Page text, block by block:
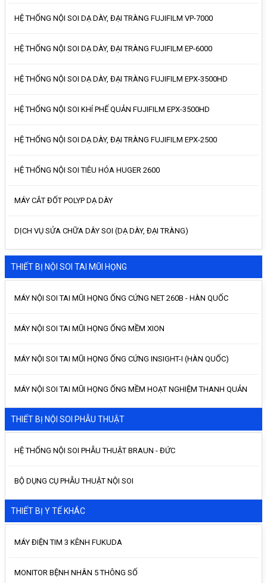
HỆ THỐNG NỘI SOI DẠ DÀY, ĐẠI TRÀNG FUJIFILM VP-7000
HỆ THỐNG NỘI SOI DẠ DÀY, ĐẠI TRÀNG FUJIFILM EP-6000
HỆ THỐNG NỘI SOI DẠ DÀY, ĐẠI TRÀNG FUJIFILM EPX-3500HD
HỆ THỐNG NỘI SOI KHÍ PHẾ QUẢN FUJIFILM EPX-3500HD
HỆ THỐNG NỘI SOI DẠ DÀY, ĐẠI TRÀNG FUJIFILM EPX-2500
HỆ THỐNG NỘI SOI TIÊU HÓA HUGER 2600
MÁY CẮT ĐỐT POLYP DẠ DÀY
DỊCH VỤ SỬA CHỮA DÂY SOI (DẠ DÀY, ĐẠI TRÀNG)
THIẾT BỊ NỘI SOI TAI MŨI HỌNG
MÁY NỘI SOI TAI MŨI HỌNG ỐNG CỨNG NET 260B - HÀN QUỐC
MÁY NỘI SOI TAI MŨI HỌNG ỐNG MỀM XION
MÁY NỘI SOI TAI MŨI HỌNG ỐNG CỨNG INSIGHT-I (HÀN QUỐC)
MÁY NỘI SOI TAI MŨI HỌNG ỐNG MỀM HOẠT NGHIỆM THANH QUẢN
THIẾT BỊ NỘI SOI PHẪU THUẬT
HỆ THỐNG NỘI SOI PHẪU THUẬT BRAUN - ĐỨC
BỘ DỤNG CỤ PHẪU THUẬT NỘI SOI
THIẾT BỊ Y TẾ KHÁC
MÁY ĐIỆN TIM 3 KÊNH FUKUDA
MONITOR BỆNH NHÂN 5 THÔNG SỐ